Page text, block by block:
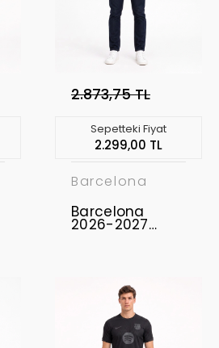
2.873,75 TL
Sepetteki Fiyat
2.299,00 TL
Barcelona
Barcelona
2026-2027